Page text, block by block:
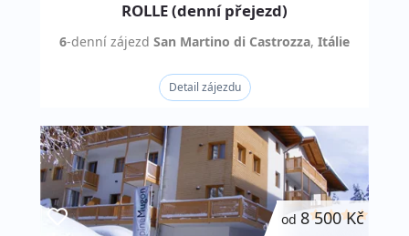
ROLLE (denní přejezd)
6-denní zájezd San Martino di Castrozza, Itálie
Detail zájezdu
od 8 500 Kč